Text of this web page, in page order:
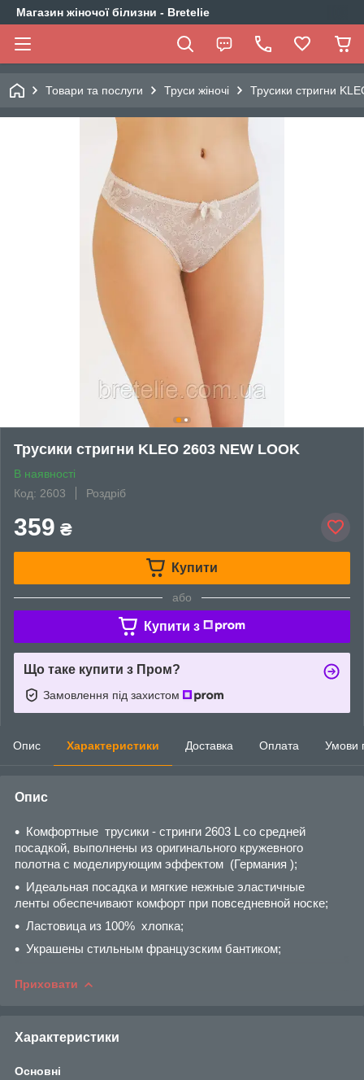
Магазин жіночої білизни - Bretelie
Товари та послуги Труси жіночі Трусики стригни
Трусики стригни KLEO 2603 NEW LOOK
В наявності
Код: 2603
Роздріб
359 ₴
Купити
або
Купити з
Що таке купити з Пром?
Замовлення під захистом
Опис Характеристики Доставка Оплата Умови
Опис
Комфортные трусики - стринги 2603 L со средней
посадкой, выполнены из оригинального кружевного
полотна с моделирующим эффектом (Германия );
Идеальная посадка и мягкие нежные эластичные
ленты обеспечивают комфорт при повседневной носке;
Ластовица из 100% хлопка;
Украшены стильным французским бантиком;
Приховати
Характеристики
Основні